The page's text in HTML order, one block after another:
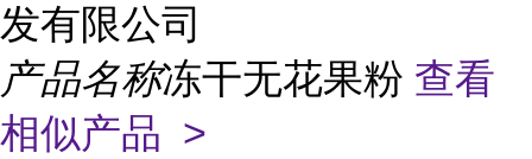
发有限公司
产品名称冻干无花果粉 查看
相似产品 >